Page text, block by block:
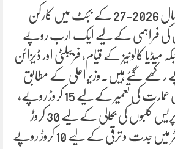
انہوں نے بتایا کہ مالی سال 2026-27 کے بجٹ میں کارکن
کی فراہمی کے لیے ایک ارب روپے
کالونیز کے قیام، فزیبلٹی اور ڈیزائن
روپے رکھے گئے ہیں۔وزیراعلی کے مطابق
پشاور پریس کلب کی نئی عمارت کی تعمیر کے لیے 15 کروڑ روپے،
صوبے بھر کے ضلعی پریس کلبوں کی بحالی کے لیے 30 کروڑ
روپے اور انفارمیشن سیکٹر میں جدت و ترقی کے لیے 10 کروڑ روپے